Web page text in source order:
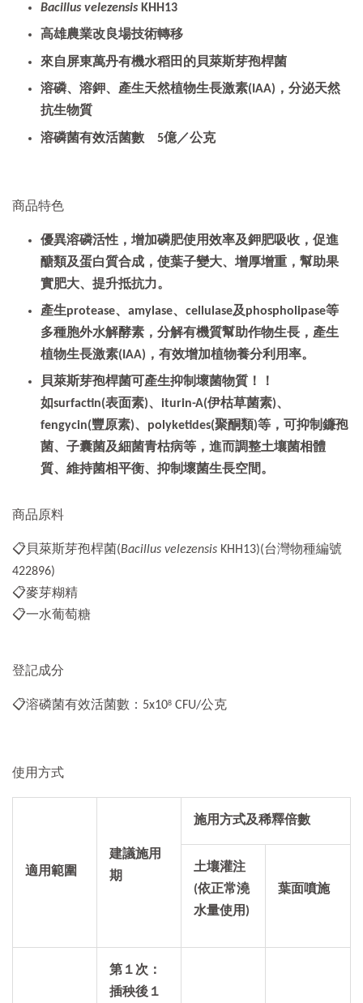
Bacillus velezensis KHH13
高雄農業改良場技術轉移
來自屏東萬丹有機水稻田的貝萊斯芽孢桿菌
溶磷、溶鉀、產生天然植物生長激素(IAA) ，分泌天然
抗生物質
溶磷菌有效活菌數 5億／公克
商品特色
優異溶磷活性，增加磷肥使用效率及鉀肥吸收， 促進
醣類及蛋白質合成，使葉子變大、增厚增重，幫助果
實肥大、提升抵抗力。
產生protease、amylase、cellulase及phospholipase等
多種胞外水解酵素，分解有機質幫助作物生長， 產生
植物生長激素(IAA)，有效增加植物養分利用率。
貝萊斯芽孢桿菌可產生抑制壞菌物質！！
如surfactin(表面素)、iturin-A(伊枯草菌素)、
fengycin(豐原素)、polyketides(聚酮類)等，可抑制鐮孢
菌、子囊菌及細菌青枯病等，進而調整土壤菌相體
質、維持菌相平衡、抑制壞菌生長空間。
商品原料
📋貝萊斯芽孢桿菌(Bacillus velezensis KHH13)(台灣物種編號
422896)
📋麥芽糊精
📋一水葡萄糖
登記成分
📋溶磷菌有效活菌數：5x108 CFU/公克
使用方式
適用範圍
建議施用
期
施用方式及稀釋倍數
土壤灌注
(依正常澆
水量使用)
葉面噴施
第１次：
插秧後１